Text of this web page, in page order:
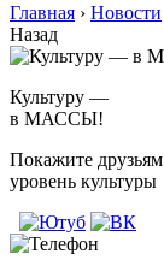
Главная › Новости
Назад
Культуру —
в МАССЫ!
Покажите
уровень культуры